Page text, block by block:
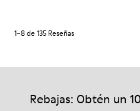
1–8 de 135 Reseñas
Rebajas: Obtén un